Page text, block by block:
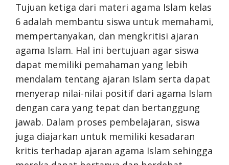
Tujuan ketiga dari materi agama Islam kelas
6 adalah membantu siswa untuk memahami,
mempertanyakan, dan mengkritisi ajaran
agama Islam. Hal ini bertujuan agar siswa
dapat memiliki pemahaman yang lebih
mendalam tentang ajaran Islam serta dapat
menyerap nilai-nilai positif dari agama Islam
dengan cara yang tepat dan bertanggung
jawab. Dalam proses pembelajaran, siswa
juga diajarkan untuk memiliki kesadaran
kritis terhadap ajaran agama Islam sehingga